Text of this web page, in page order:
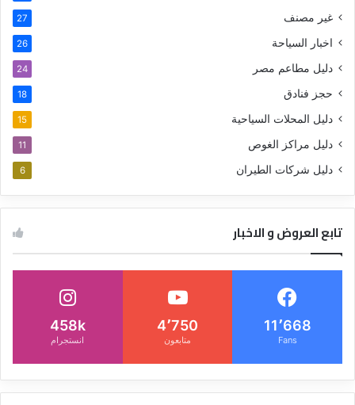
غير مصنف 27
اخبار السياحة 26
دليل مطاعم مصر 24
حجز فنادق 18
دليل المحلات السياحية 15
دليل مراكز الغوص 11
دليل شركات الطيران 6
تابع العروض و الاخبار
11٬668
Fans
4٬750
متابعون
458k
انستجرام